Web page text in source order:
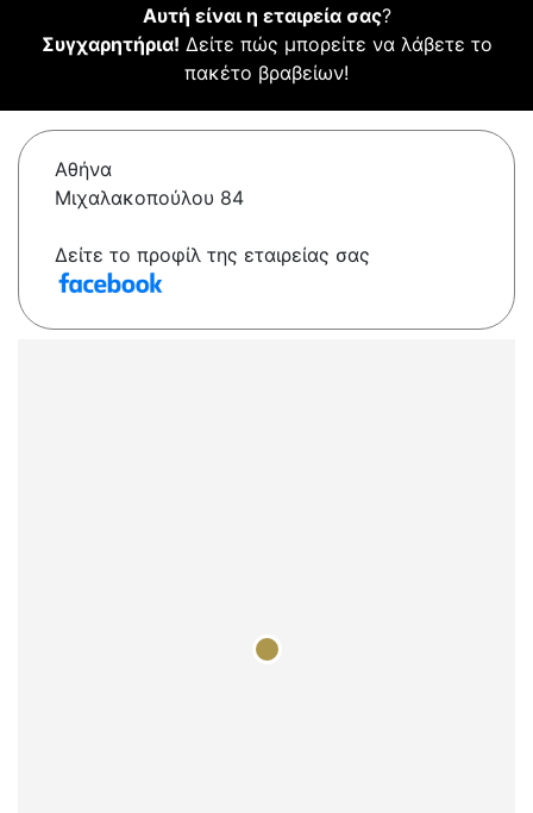
Αυτή είναι η εταιρεία σας?
Συγχαρητήρια! Δείτε πώς μπορείτε να λάβετε το
πακέτο βραβείων!
Αθήνα
Μιχαλακοπούλου 84
Δείτε το προφίλ της εταιρείας σας